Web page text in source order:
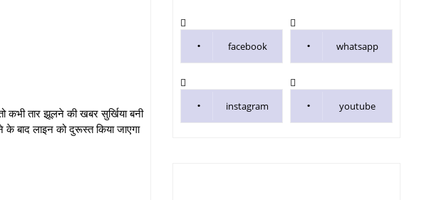
कभी तार झूलने की खबर सुर्खिया बनी
बाद लाइन को दुरूस्त किया जाएगा
facebook whatsapp
instagram youtube